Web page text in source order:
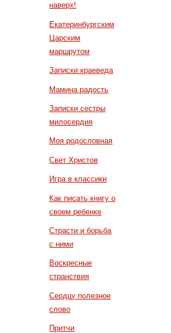
наверх!
Екатеринбургским
Царским
маршрутом
Записки краеведа
Мамина радость
Записки сестры
милосердия
Моя родословная
Свет Христов
Игра в классики
Как писать книгу о
своем ребенке
Страсти и борьба
с ними
Воскресные
странствия
Сердцу полезное
слово
Притчи